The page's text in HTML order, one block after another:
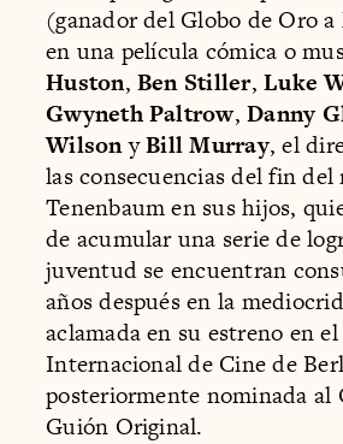
(ganador del Globo de Oro
en una película cómica o
Huston, Ben Stiller,Luke
Gwyneth Paltrow,Danny
WilsonyBill Murray, el
las consecuencias del fin
Tenenbaum en sus hijos,
de acumular una serie de
juventud se encuentran
años después en la
aclamada en su estreno en
Internacional de Cine de
posteriormente nominada al
Guión Original.